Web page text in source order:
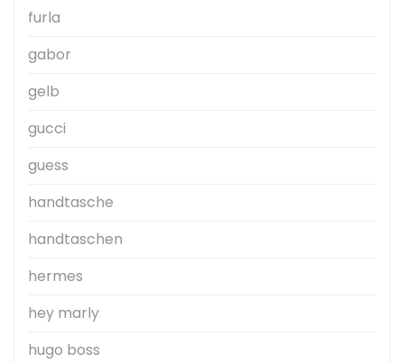
furla
gabor
gelb
gucci
guess
handtasche
handtaschen
hermes
hey marly
hugo boss